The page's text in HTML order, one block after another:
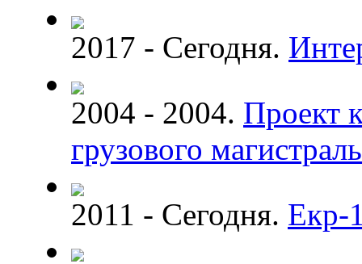
2017 - Сегодня.
2004 - 2004. Проект
грузового
2011 - Сегодня. Екр-